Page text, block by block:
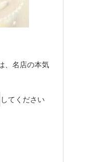
、名店の本気
してください